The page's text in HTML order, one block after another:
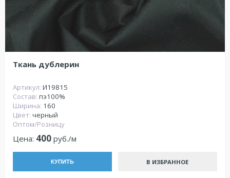
Ткань дублерин
Артикул: И19815
Состав: пэ100%
Ширина: 160
Цвет: черный
Оптом/Розницу
Цена: 400 руб./м
КУПИТЬ В ИЗБРАННОЕ